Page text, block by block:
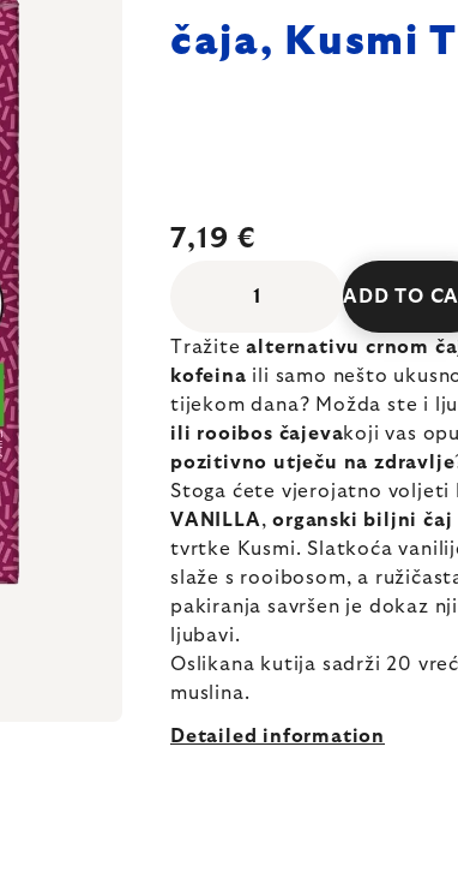
čaja, Kusmi
7,19 €
ADD TO
Tražitealternativu crnom
kofeina ili samo nešto
tijekom dana? Možda ste i
ili rooibos čajevakoji vas
pozitivno utječu na zdravlje
Stoga ćete vjerojatno voljeti
VANILLA,organski biljni čaj
tvrtke Kusmi. Slatkoća
slaže s rooibosom, a
pakiranja savršen je dokaz
ljubavi.
Oslikana kutija sadrži 20
muslina.
Detailed information